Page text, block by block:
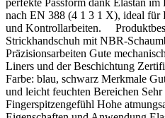
nach EN 388 (4 1 3 1 X), ideal für
und Kontrollarbeiten.
Strickhandschuh mit NBR-
Präzisionsarbeiten Gute
Liners und der Beschichtung
Farbe: blau, schwarz Merkmale
und leicht feuchten Bereichen Sehr
Fingerspitzengefühl Hohe